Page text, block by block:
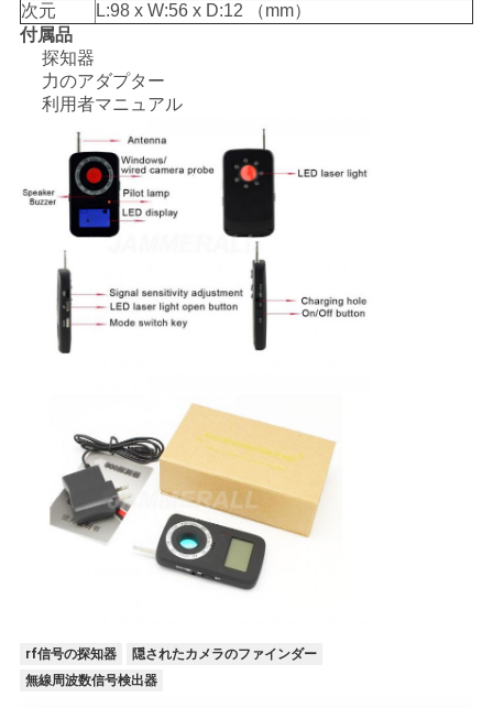
め
さ
PRIVACY
POLICY
次元
L:98 x W:56 x D:12 （mm）
付属品
探知器
力のアダプター
利用者マニュアル
rf信号の探知器
隠されたカメラのファインダー
無線周波数信号検出器